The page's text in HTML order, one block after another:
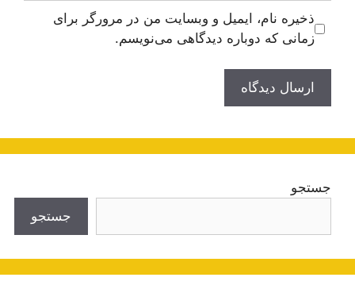
ذخیره نام، ایمیل و وبسایت من در مرورگر برای
زمانی که دوباره دیدگاهی می‌نویسم.
جستجو
جستجو